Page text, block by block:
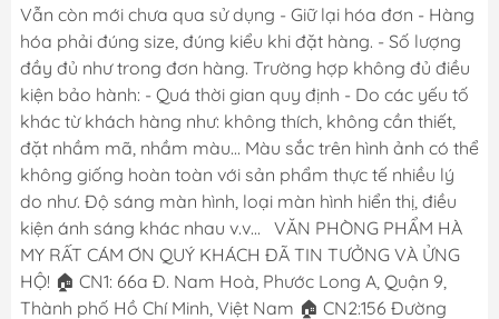
Vẫn còn mới chưa qua sử dụng - Giữ lại hóa đơn - Hàng
hóa phải đúng size, đúng kiểu khi đặt hàng. - Số lượng
đầy đủ như trong đơn hàng. Trường hợp không đủ điều
kiện bảo hành: - Quá thời gian quy định - Do các yếu tố
khác từ khách hàng như: không thích, không cần thiết,
đặt nhầm mã, nhầm màu... Màu sắc trên hình ảnh có thể
không giống hoàn toàn với sản phẩm thực tế nhiều lý
do như. Độ sáng màn hình, loại màn hình hiển thị, điều
kiện ánh sáng khác nhau v.v... VĂN PHÒNG PHẨM HÀ
MY RẤT CÁM ƠN QUÝ KHÁCH ĐÃ TIN TƯỞNG VÀ ỬNG
HỘ! 🏠 CN1: 66a Đ. Nam Hoà, Phước Long A, Quận 9,
Thành phố Hồ Chí Minh, Việt Nam 🏠 CN2:156 Đường